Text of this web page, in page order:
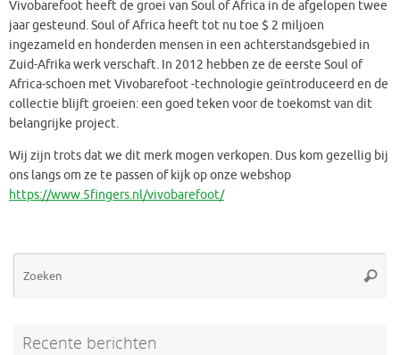
Vivobarefoot heeft de groei van Soul of Africa in de afgelopen twee
jaar gesteund. Soul of Africa heeft tot nu toe $ 2 miljoen
ingezameld en honderden mensen in een achterstandsgebied in
Zuid-Afrika werk verschaft. In 2012 hebben ze de eerste Soul of
Africa-schoen met Vivobarefoot -technologie geïntroduceerd en de
collectie blijft groeien: een goed teken voor de toekomst van dit
belangrijke project.
Wij zijn trots dat we dit merk mogen verkopen. Dus kom gezellig bij
ons langs om ze te passen of kijk op onze webshop
https://www.5fingers.nl/vivobarefoot/
Recente berichten